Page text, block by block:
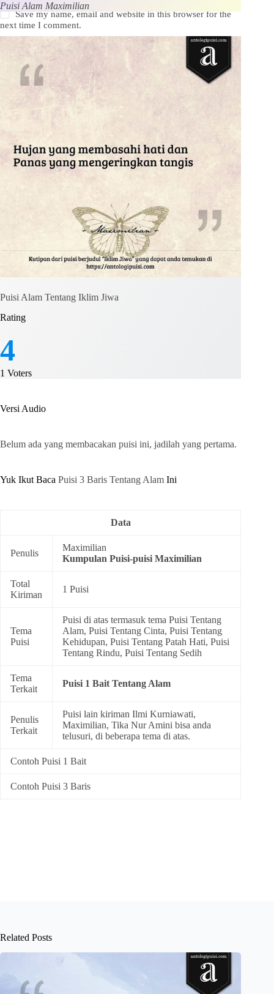
Save my name, email and website in this browser for the
next time I comment.
Kirim Komentar
Puisi Alam Maximilian
Puisi Alam Tentang Iklim Jiwa
Rating
4
1 Voters
Versi Audio
Belum ada yang membacakan puisi ini, jadilah yang pertama.
Yuk Ikut Baca Puisi 3 Baris Tentang Alam Ini
Data
Penulis
Maximilian
Kumpulan Puisi-puisi Maximilian
Total
Kiriman
1 Puisi
Tema
Puisi
Puisi di atas termasuk tema Puisi Tentang
Alam, Puisi Tentang Cinta, Puisi Tentang
Kehidupan, Puisi Tentang Patah Hati, Puisi
Tentang Rindu, Puisi Tentang Sedih
Tema
Terkait
Puisi 1 Bait Tentang Alam
Penulis
Terkait
Puisi lain kiriman Ilmi Kurniawati,
Maximilian, Tika Nur Amini bisa anda
telusuri, di beberapa tema di atas.
Contoh Puisi 1 Bait
Contoh Puisi 3 Baris
Related Posts